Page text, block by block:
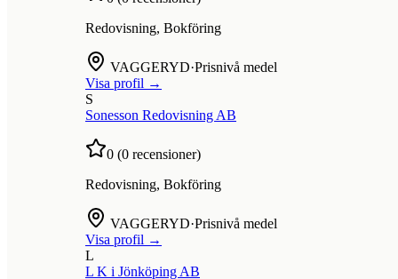
Redovisning, Bokföring
VAGGERYD·Prisnivå medel
Visa profil →
S
Sonesson Redovisning AB
0 (0 recensioner)
Redovisning, Bokföring
VAGGERYD·Prisnivå medel
Visa profil →
L
L K i Jönköping AB